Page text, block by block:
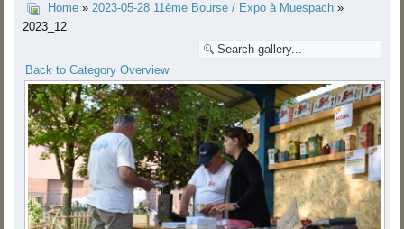
Home »2023-05-28 11ème Bourse / Expo à Muespach »
2023_12
Back to Category Overview